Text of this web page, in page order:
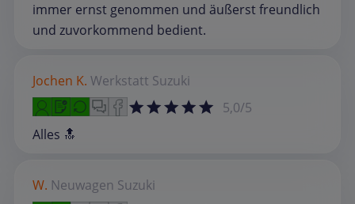
immer ernst genommen und äußerst freundlich
und zuvorkommend bedient.
Jochen K. Werkstatt Suzuki
5,0/5
Alles 🔝
W. Neuwagen Suzuki